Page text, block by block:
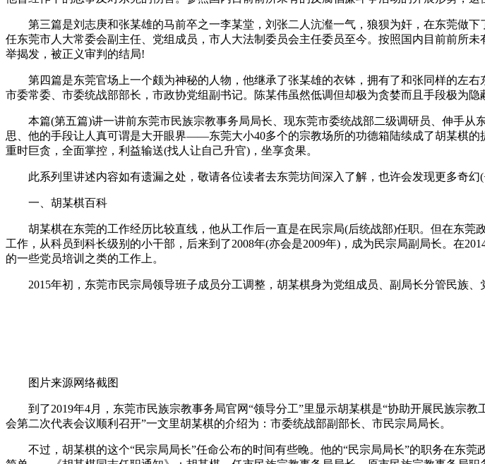
第三篇是刘志庚和张某雄的马前卒之一李某堂，刘张二人沆瀣一气，狼狈为奸，在东莞做下
任东莞市人大常委会副主任、党组成员，市人大法制委员会主任委员至今。按照国内目前前所
举揭发，被正义审判的结局!
第四篇是东莞官场上一个颇为神秘的人物，他继承了张某雄的衣钵，拥有了和张同样的左右
市委常委、市委统战部部长，市政协党组副书记。陈某伟虽然低调但却极为贪婪而且手段极为隐
本篇(第五篇)讲一讲前东莞市民族宗教事务局局长、现东莞市委统战部二级调研员、伸手从
思、他的手段让人真可谓是大开眼界——东莞大小40多个的宗教场所的功德箱陆续成了胡某棋
重时巨贪，全面掌控，利益输送(找人让自己升官)，坐享贪果。
此系列里讲述内容如有遗漏之处，敬请各位读者去东莞坊间深入了解，也许会发现更多奇幻
一、胡某棋百科
胡某棋在东莞的工作经历比较直线，他从工作后一直是在民宗局(后统战部)任职。但在东莞
工作，从科员到科长级别的小干部，后来到了2008年(亦会是2009年)，成为民宗局副局长。在
的一些党员培训之类的工作上。
2015年初，东莞市民宗局领导班子成员分工调整，胡某棋身为党组成员、副局长分管民族、
图片来源网络截图
到了2019年4月，东莞市民族宗教事务局官网“领导分工”里显示胡某棋是“协助开展民族宗教
会第二次代表会议顺利召开”一文里胡某棋的介绍为：市委统战部副部长、市民宗局局长。
不过，胡某棋的这个“民宗局局长”任命公布的时间有些晚。他的“民宗局局长”的职务在东莞